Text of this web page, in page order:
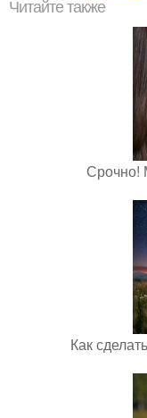
Читайте также
Срочно!
Как